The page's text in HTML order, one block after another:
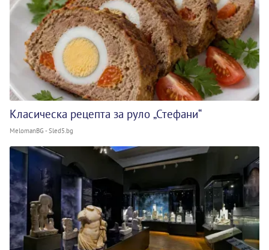
Класическа рецепта за руло „Стефани“
MelomanBG - Sled5.bg